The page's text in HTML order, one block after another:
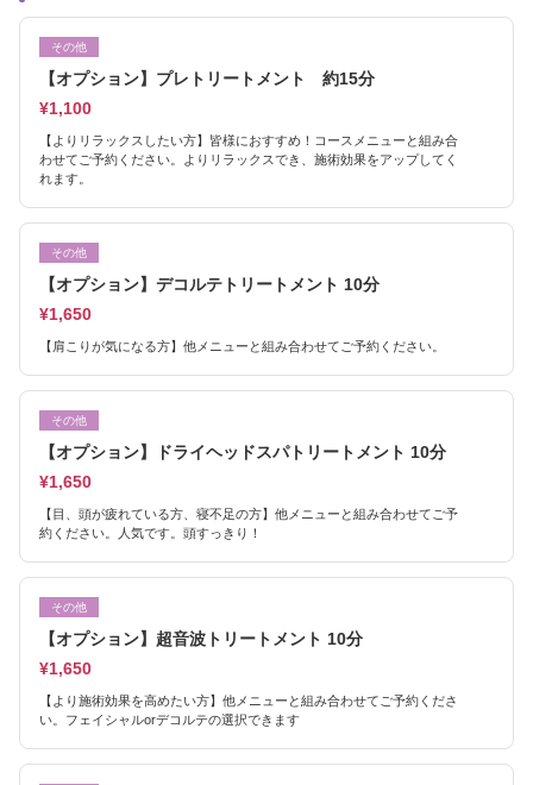
その他
【オプション】プレトリートメント 約15分
¥1,100
【よりリラックスしたい方】皆様におすすめ！コースメニューと組み合
わせてご予約ください。よりリラックスでき、施術効果をアップしてく
れます。
その他
【オプション】デコルテトリートメント 10分
¥1,650
【肩こりが気になる方】他メニューと組み合わせてご予約ください。
その他
【オプション】ドライヘッドスパトリートメント 10分
¥1,650
【目、頭が疲れている方、寝不足の方】他メニューと組み合わせてご予
約ください。人気です。頭すっきり！
その他
【オプション】超音波トリートメント 10分
¥1,650
【より施術効果を高めたい方】他メニューと組み合わせてご予約くださ
い。フェイシャルorデコルテの選択できます